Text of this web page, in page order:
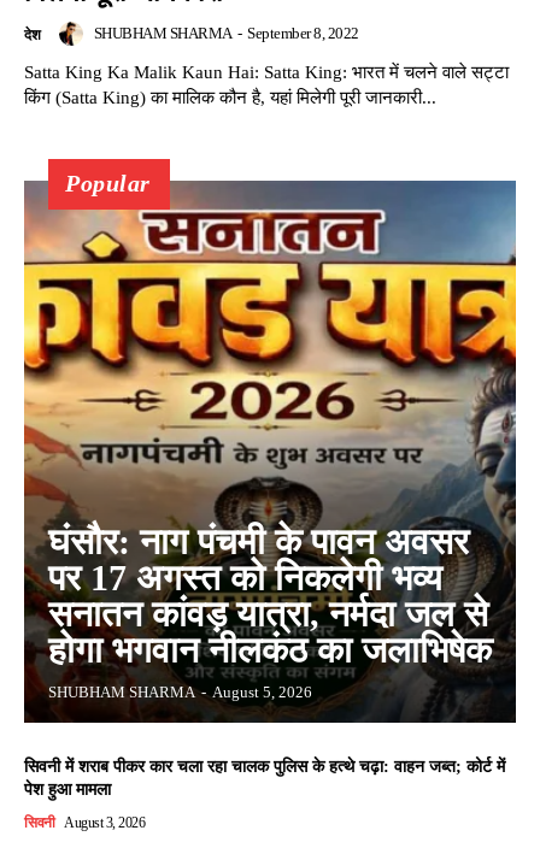
देश SHUBHAM SHARMA - September 8, 2022
Satta King Ka Malik Kaun Hai: Satta King: भारत में चलने वाले सट्टा
किंग (Satta King) का मालिक कौन है, यहां मिलेगी पूरी जानकारी...
Popular
घंसौर: नाग पंचमी के पावन अवसर
पर 17 अगस्त को निकलेगी भव्य
सनातन कांवड़ यात्रा, नर्मदा जल से
होगा भगवान नीलकंठ का जलाभिषेक
SHUBHAM SHARMA - August 5, 2026
सिवनी में शराब पीकर कार चला रहा चालक पुलिस के हत्थे चढ़ा: वाहन जब्त; कोर्ट में
पेश हुआ मामला
सिवनी August 3, 2026